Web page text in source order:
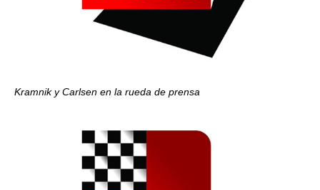
Kramnik y Carlsen en la rueda de prensa